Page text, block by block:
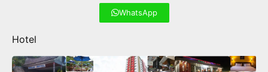
WhatsApp
Hotel